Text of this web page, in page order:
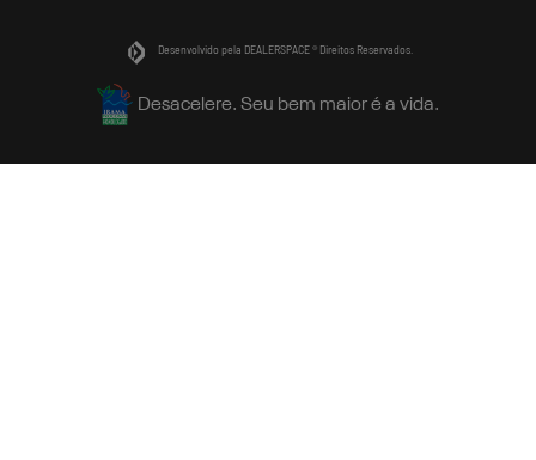
Desenvolvido pela DEALERSPACE ® Direitos Reservados.
Desacelere. Seu bem maior é a vida.